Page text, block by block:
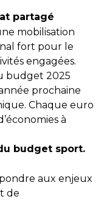
partagé
mobilisation
fort pour le
engagées.
budget 2025
prochaine
Chaque euro
à
budget sport.
aux enjeux
de